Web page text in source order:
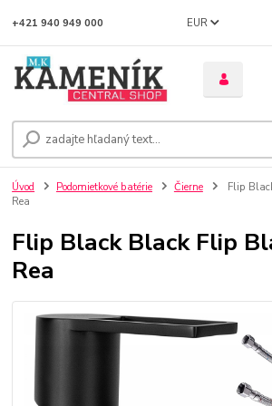
EUR
+421 940 949 000
Úvod Podomietkové batérie Čierne
Flip
Rea
Flip Black Black Flip
Rea